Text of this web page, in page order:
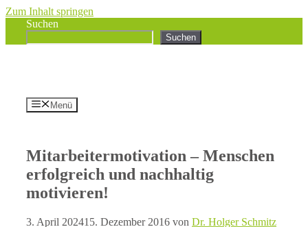
Zum Inhalt springen
Suchen
Suchen
Menü
Mitarbeitermotivation – Menschen
erfolgreich und nachhaltig
motivieren!
3. April 202415. Dezember 2016 von Dr. Holger Schmitz